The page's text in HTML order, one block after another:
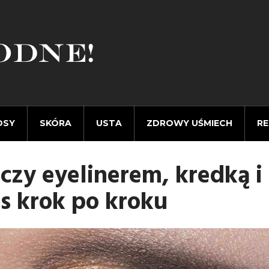
SKÓRA USTA ZDROWY UŚMIECH
eyelinerem, kredką i
krok po kroku